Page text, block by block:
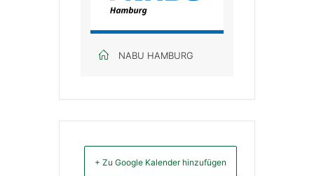
NABU HAMBURG
+ Zu Google Kalender hinzufügen